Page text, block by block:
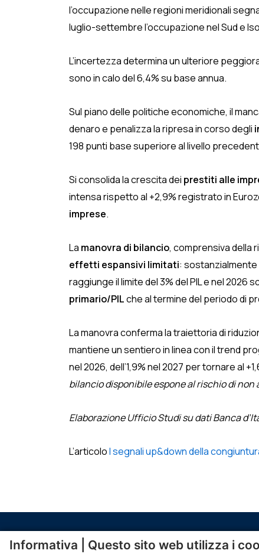
l’occupazione nelle regioni meridionali
luglio-settembre l’occupazione nel Sud e
L’incertezza determina un ulteriore
sono in calo del 6,4% su base annua.
Sul piano delle politiche economiche, il
denaro e penalizza la ripresa in corso degli
198 punti base superiore al livello
Si consolida la crescita dei prestiti alle
intensa rispetto al +2,9% registrato in
imprese.
La manovra di bilancio, comprensiva della
effetti espansivi limitati: sostanzialmente
raggiunge il limite del 3% del PIL e nel 2026
primario/PILche al termine del periodo di
La manovra conferma la traiettoria di
mantiene un sentiero in linea con il trend
nel 2026, dell’1,9% nel 2027 per tornare al
bilancio disponibile espone al rischio di
Elaborazione Ufficio Studi su dati Banca
L’articoloI segnali up&down della
Informativa | Questo sito web utilizza i